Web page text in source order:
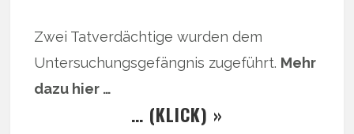
Zwei Tatverdächtige wurden dem
Untersuchungsgefängnis zugeführt. Mehr
dazu hier …
… (KLICK) »